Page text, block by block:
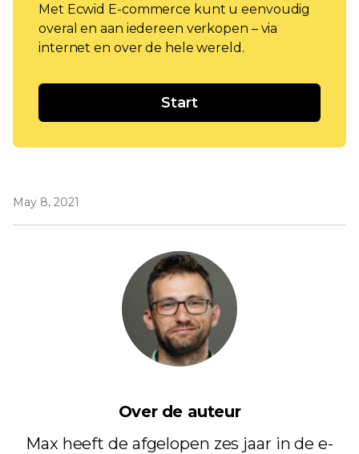
Met Ecwid E-commerce kunt u eenvoudig
overal en aan iedereen verkopen – via
internet en over de hele wereld.
Start
May 8, 2021
Over de auteur
Max heeft de afgelopen zes jaar in de e-